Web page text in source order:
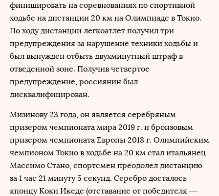
финишировать на соревнованиях по спортивной
ходьбе на дистанции 20 км на Олимпиаде в Токио.
По ходу дистанции легкоатлет получил три
предупреждения за нарушение техники ходьбы и
был вынужден отбыть двухминутный штраф в
отведенной зоне. Получив четвертое
предупреждение, россиянин был
дисквалифицирован.
Мизинову 23 года, он является серебряным
призером чемпионата мира 2019 г. и бронзовым
призером чемпионата Европы 2018 г. Олимпийским
чемпионом Токио в ходьбе на 20 км стал итальянец
Массимо Стано, спортсмен преодолел дистанцию
за 1 час 21 минуту 5 секунд. Серебро досталось
японцу Коки Икеде (отставание от победителя —